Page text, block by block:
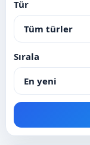
Tür
Sırala